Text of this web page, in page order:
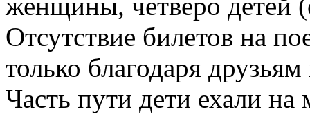
Отсутствие билетов на
только благодаря
Часть пути дети ехали на